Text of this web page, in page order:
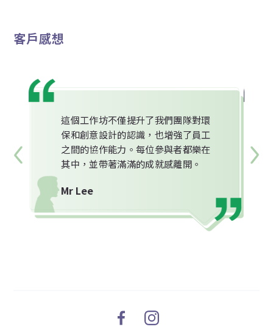
客戶感想
這個工作坊不僅提升了我們團隊對環
保和創意設計的認識，也增強了員工
之間的協作能力。每位參與者都樂在
其中，並帶著滿滿的成就感離開。
Mr Lee